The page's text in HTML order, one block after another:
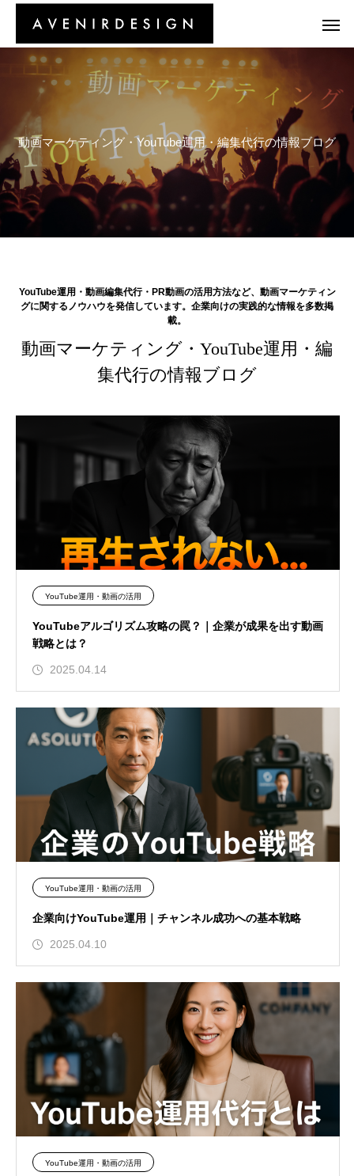
動画マーケティング ・YouTube運用・編集代行の情報ブログ
YouTube運用・動画編集代行・PR動画の活用方法など、動画マーケティン
グに関するノウハウを発信しています。企業向けの実践的な情報を多数掲
載。
動画マーケティング・YouTube運用・編
集代行の情報ブログ
YouTube運用・動画の活用
YouTubeアルゴリズム攻略の罠？｜企業が成果を出す動画
戦略とは？
2025.04.14
YouTube運用・動画の活用
企業向けYouTube運用｜チャンネル成功への基本戦略
2025.04.10
YouTube運用・動画の活用